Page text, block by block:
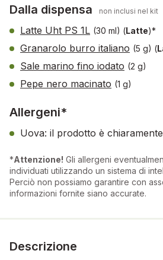
Dalla dispensa non inclusi nel kit
Latte Uht PS 1L (30 ml) (Latte)*
Granarolo burro italiano (5 g) (
Sale marino fino iodato (2 g)
Pepe nero macinato (1 g)
Allergeni*
Uova: il prodotto è
*Attenzione! Gli allergeni
individuati utilizzando un sistema di
Perciò non possiamo garantire con
informazioni fornite siano accurate.
Descrizione